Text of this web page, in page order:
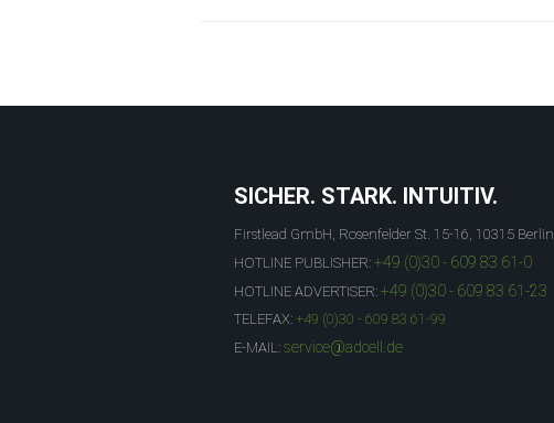
SICHER. STARK. INTUITIV.
Firstlead GmbH, Rosenfelder St. 15-16, 10315 Berlin
HOTLINE PUBLISHER: +49 (0)30 - 609 83 61-0
HOTLINE ADVERTISER: +49 (0)30 - 609 83 61-23
TELEFAX: +49 (0)30 - 609 83 61-99
E-MAIL: service@adcell.de